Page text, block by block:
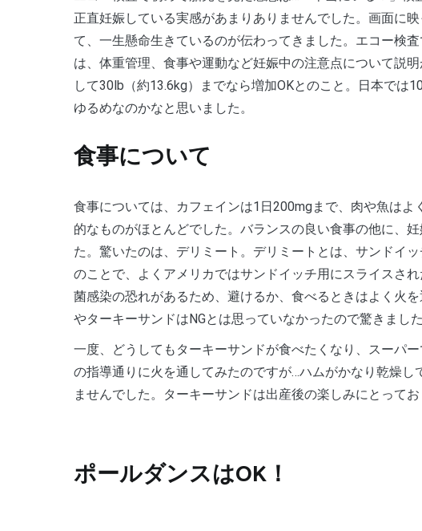
正直妊娠している実感があまりありませんでした。画面に
て、一生懸命生きているのが伝わってきました。エコー検
は、体重管理、食事や運動など妊娠中の注意点について説
して30lb（約13.6kg）までなら増加OKとのこと。日本では
ゆるめなのかなと思いました。
食事について
食事については、カフェインは1日200mgまで、肉や魚はよく火を通すこと、水分をしっかり摂るなど基本
的なものがほとんどでした。バランスの良い食事の他に、
た。驚いたのは、デリミート。デリミートとは、サンドイ
のことで、よくアメリカではサンドイッチ用にスライスさ
菌感染の恐れがあるため、避けるか、食べるときはよく火
やターキーサンドはNGとは思っていなかったので驚きました
一度、どうしてもターキーサンドが食べたくなり、スーパーでターキーハムを購入後、産婦人科クリニック
の指導通りに火を通してみたのですが…ハムがかなり乾燥
ませんでした。ターキーサンドは出産後の楽しみにとってお
ポールダンスはOK！